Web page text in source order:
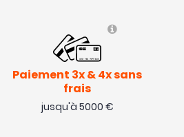
Paiement 3x & 4x sans
frais
jusqu'à 5000 €